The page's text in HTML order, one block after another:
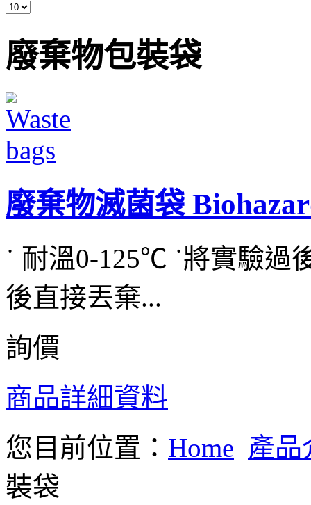
廢棄物包裝袋
廢棄物滅菌袋
˙ 耐溫0-125℃ ˙將實驗過
後直接丟棄...
詢價
商品詳細資料
您目前位置： Home 產品
裝袋